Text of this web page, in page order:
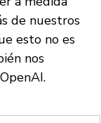
de nuestros
esto no es
nos